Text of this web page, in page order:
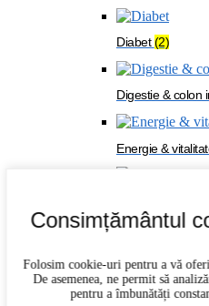
Diabet(2)
Digestie & colon
Energie &
Consimțământul
Folosim cookie-uri pentru a vă
De asemenea, ne permit să
pentru a îmbunătăți